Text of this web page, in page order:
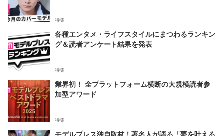
特集
各種エンタメ・ライフスタイルにまつわるランキン
グ＆読者アンケート結果を発表
特集
業界初！ 全プラットフォーム横断の大規模読者参
加型アワード
特集
モデルプレス独自取材！著名人が語る「夢を叶える